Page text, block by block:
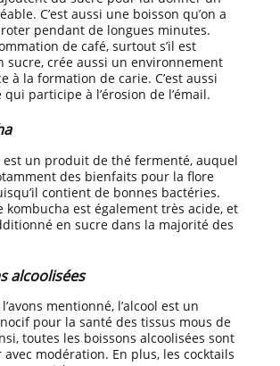
C’est aussi une boisson qu’on a
pendant de longues minutes.
de café, surtout s’il est
sucre, crée aussi un environnement
à la formation de carie. C’est aussi
participe à l’érosion de l’émail.
est un produit de thé fermenté, auquel
des bienfaits pour la flore
contient de bonnes bactéries.
kombucha est également très acide, et
en sucre dans la majorité des
alcoolisées
mentionné, l’alcool est un
pour la santé des tissus mous de
toutes les boissons alcoolisées sont
avec modération. En plus, les cocktails